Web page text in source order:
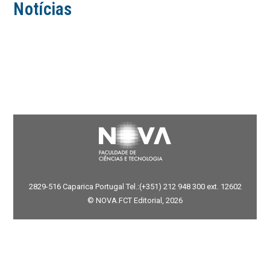
Notícias
2829-516 Caparica Portugal Tel.:(+351) 212 948 300 ext. 12602
© NOVA.FCT Editorial, 2026